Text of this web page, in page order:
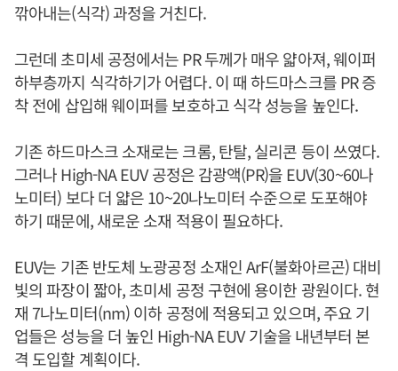
깎아내는(식각) 과정을 거친다.
그런데 초미세 공정에서는 PR 두께가 매우 얇아져, 웨이퍼
하부층까지 식각하기가 어렵다. 이 때 하드마스크를 PR 증
착 전에 삽입해 웨이퍼를 보호하고 식각 성능을 높인다.
기존 하드마스크 소재로는 크롬, 탄탈, 실리콘 등이 쓰였다.
그러나 High-NA EUV 공정은 감광액(PR)을 EUV(30~60나
노미터) 보다 더 얇은 10~20나노미터 수준으로 도포해야
하기 때문에, 새로운 소재 적용이 필요하다.
EUV는 기존 반도체 노광공정 소재인 ArF(불화아르곤) 대비
빛의 파장이 짧아, 초미세 공정 구현에 용이한 광원이다. 현
재 7나노미터(nm) 이하 공정에 적용되고 있으며, 주요 기
업들은 성능을 더 높인 High-NA EUV 기술을 내년부터 본
격 도입할 계획이다.